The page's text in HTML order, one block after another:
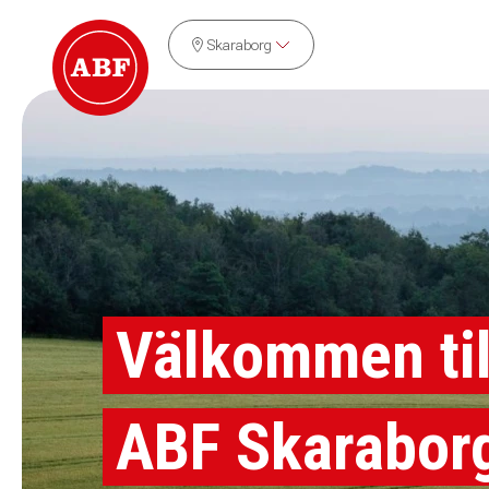
Skaraborg
Välkommen
ABF